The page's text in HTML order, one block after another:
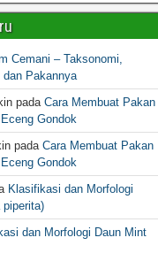
Cemani – Taksonomi,
Pakannya
pada Cara Membuat Pakan
Gondok
pada Cara Membuat Pakan
Gondok
Klasifikasi dan Morfologi
piperita)
dan Morfologi Daun Mint